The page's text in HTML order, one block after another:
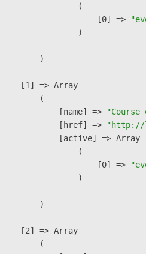
                (
                    [0] =>
                )
        )
    [1] => Array
        (
            [name] =>
            [href] =>
"http://
            [active] => Array
                (
                    [0] =>
                )
        )
    [2] => Array
        (